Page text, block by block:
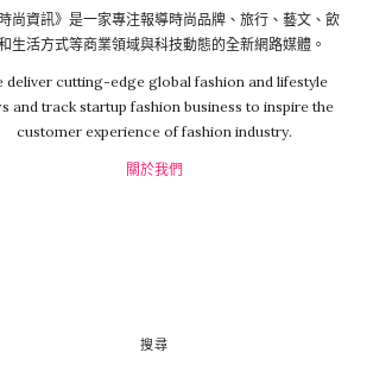
時尚資訊》是一家專注報導時尚品牌、旅行、藝文、飲
生活方式等商業領域與科技動態的全新網路媒體。
deliver cutting-edge global fashion and lifestyle
and track startup fashion business to inspire the
customer experience of fashion industry.
關於我們
搜尋